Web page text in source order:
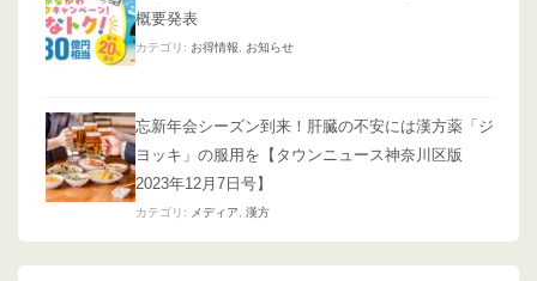
概要発表
カテゴリ: お得情報 お知らせ
忘新年会シーズン到来！肝臓の不安には漢方薬「ジ
ヨッキ」の服用を【タウンニュース神奈川区版
2023年12月7日号】
カテゴリ: メディア 漢方